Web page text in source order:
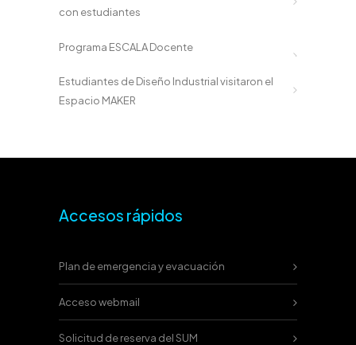
con estudiantes
Programa ESCALA Docente
Estudiantes de Diseño Industrial visitaron el
Espacio MAKER
Accesos rápidos
Plan de emergencia y evacuación
Acceso webmail
Solicitud de reserva del SUM